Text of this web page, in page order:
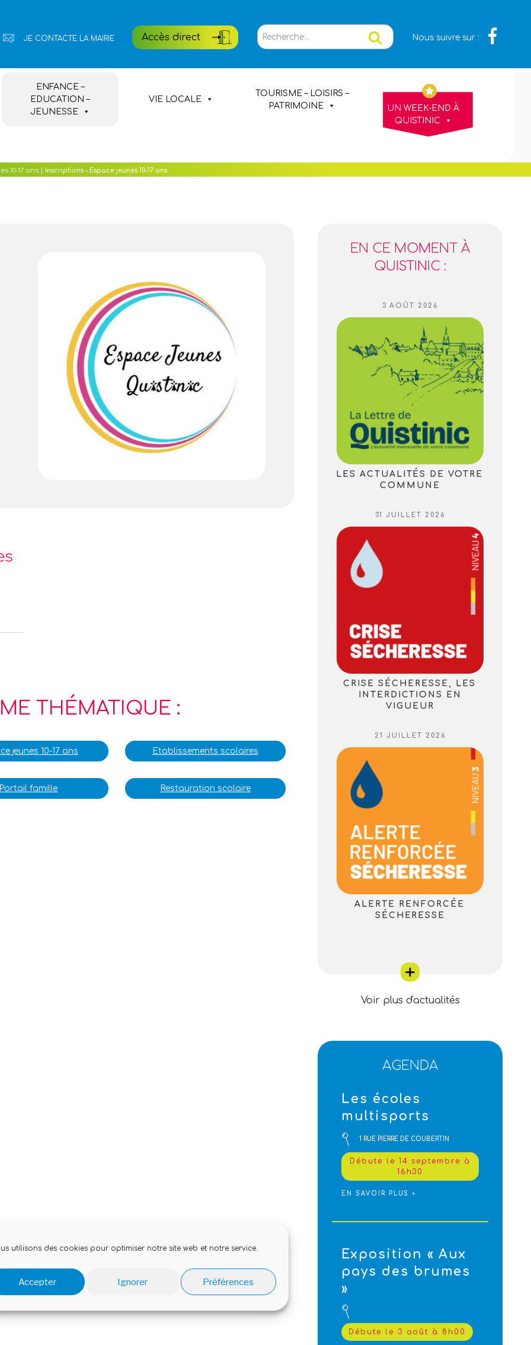
utilisons des cookies pour optimiser notre site web et notre service.
Accepter Ignorer Préférences
JE CONTACTE LA MAIRIE Accès direct
Village de Poul-Fetan
Recherche
pour
RechercheNous suivre sur :
ENFANCE –
EDUCATION –
JEUNESSE
VIE LOCALE
TOURISME – LOISIRS –
PATRIMOINE
UN WEEK-END À
QUISTINIC
10-17 ans Inscriptions – Espace jeunes 10-17 ans
THÉMATIQUE :
jeunes 10-17 ans Etablissements scolaires
famille Restauration scolaire
EN CE MOMENT À
QUISTINIC :
PUBLIÉ
3 AOÛT 2026
LES ACTUALITÉS DE VOTRE
COMMUNE
PUBLIÉ
31 JUILLET 2026
CRISE SÉCHERESSE, LES
INTERDICTIONS EN
VIGUEUR
PUBLIÉ
21 JUILLET 2026
ALERTE RENFORCÉE
SÉCHERESSE
Voir plus d'actualités
AGENDA
Les écoles
multisports
1 RUE PIERRE DE COUBERTIN
Débute le 14 septembre à
16h30
EN SAVOIR PLUS +
Exposition « Aux
pays des brumes
»
Débute le 3 août à 8h00